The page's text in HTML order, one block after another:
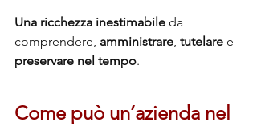
Una ricchezza inestimabile da
comprendere, amministrare, tutelare e
preservare nel tempo.
Come può un’azienda nel